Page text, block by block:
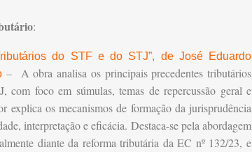
:
do STF e do STJ”, de José Eduardo
– A obra analisa os principais precedentes tributários
com foco em súmulas, temas de repercussão geral e
explica os mecanismos de formação da jurisprudência
interpretação e eficácia. Destaca-se pela abordagem
diante da reforma tributária da EC nº 132/23, e